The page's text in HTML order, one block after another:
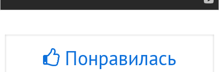
Понравилась